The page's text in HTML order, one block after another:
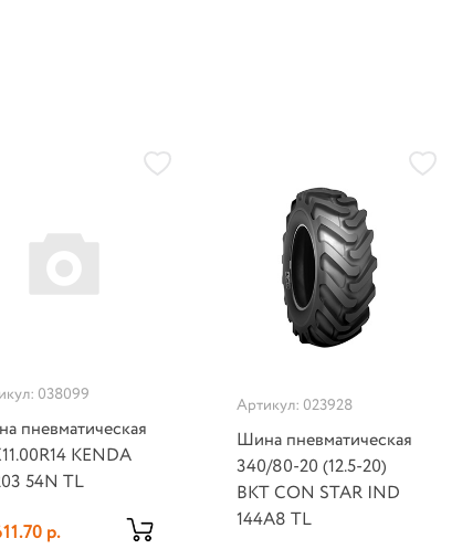
038099
пневматическая
KENDA
54N TL
р.
Артикул: 023928
Шина пневматическая
340/80-20 (12.5-20)
BKT CON STAR IND
144A8 TL